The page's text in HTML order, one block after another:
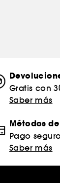
Gratis con
Saber más
Métodos
Pago
Saber más